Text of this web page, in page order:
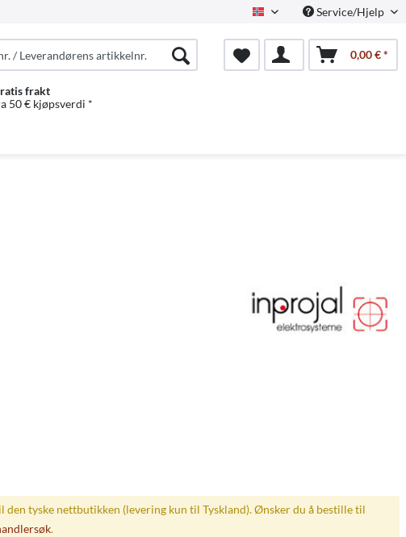
NorwegianService/Hjelp
0,00 € *
frakt
50 € kjøpsverdi *
tyske nettbutikken (levering kun til Tyskland). Ønsker du å bestille til
.